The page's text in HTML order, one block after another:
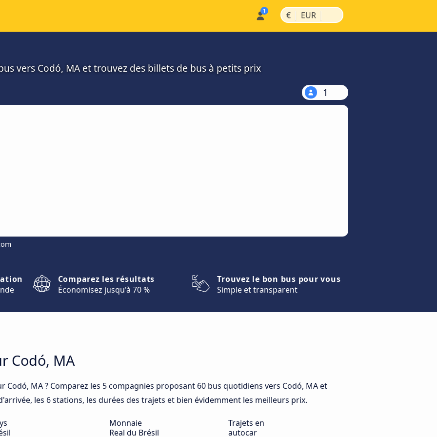
€ | EUR |
vers Codó, MA et trouvez des billets de bus à petits prix
1
Comparez les résultats
Économisez jusqu'à 70 %
Trouvez le bon bus pour vous
Simple et transparent
Codó, MA
Codó, MA ? Comparez les 5 compagnies proposant 60 bus quotidiens vers Codó, MA et
les 6 stations, les durées des trajets et bien évidemment les meilleurs prix.
Monnaie
Real du Brésil
Trajets en
autocar